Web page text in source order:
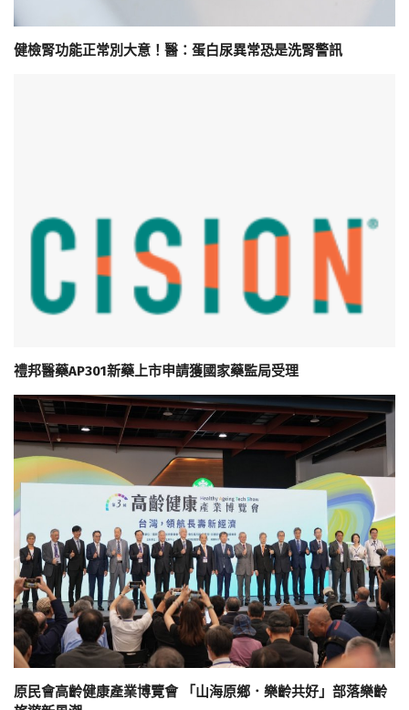
健檢腎功能正常別大意！醫：蛋白尿異常恐是洗腎警訊
禮邦醫藥AP301新藥上市申請獲國家藥監局受理
原民會高齡健康產業博覽會 「山海原鄉．樂齡共好」部落樂齡